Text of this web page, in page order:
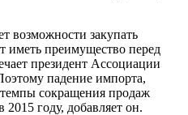
возможности закупать
иметь преимущество перед
президент Ассоциации
падение импорта,
темпы сокращения продаж
году, добавляет он.